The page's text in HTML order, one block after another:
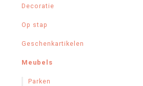
Decoratie
Op stap
Geschenkartikelen
Meubels
Parken